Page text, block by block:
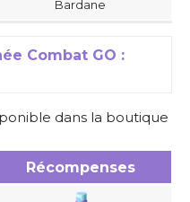
Bardane
Combat GO :
dans la boutique
Récompenses